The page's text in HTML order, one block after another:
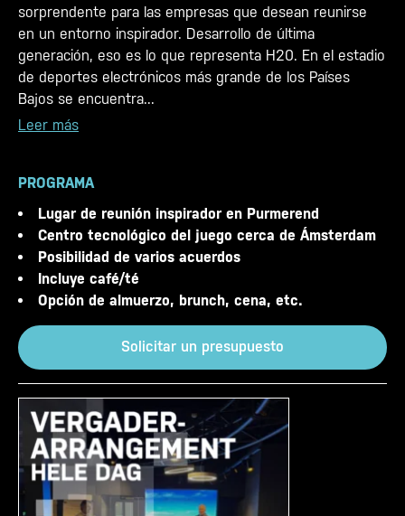
sorprendente para las empresas que desean reunirse
en un entorno inspirador. Desarrollo de última
generación, eso es lo que representa H20. En el estadio
de deportes electrónicos más grande de los Países
Bajos se encuentra...
Leer más
PROGRAMA
Lugar de reunión inspirador en Purmerend
Centro tecnológico del juego cerca de Ámsterdam
Posibilidad de varios acuerdos
Incluye café/té
Opción de almuerzo, brunch, cena, etc.
Solicitar un presupuesto